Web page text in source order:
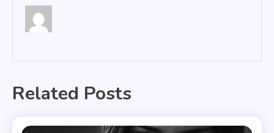
Related Posts